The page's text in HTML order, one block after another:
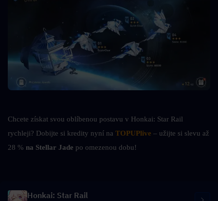
Chcete získat svou oblíbenou postavu v Honkai: Star Rail
rychleji? Dobijte si kredity nyní na TOPUPlive – užijte si slevu až
28 % na Stellar Jade po omezenou dobu!
Honkai: Star Rail